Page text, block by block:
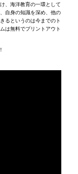
、海洋教育の一環として
自身の知識を深め、他の
るというのは今までのト
は無料でプリントアウト